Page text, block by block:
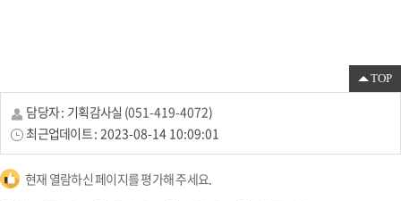
TOP
담당자 : 기획감사실 (051-419-4072)
최근업데이트 : 2023-08-14 10:09:01
현재 열람하신 페이지를 평가해 주세요.